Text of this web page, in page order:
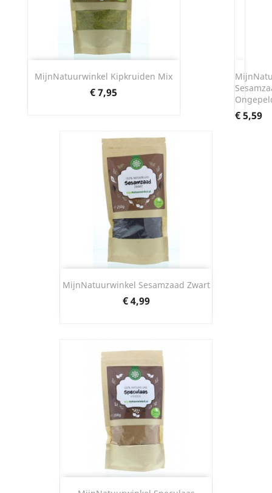
MijnNatuurwinkel Kipkruiden Mix
Prijs
€ 7,95
Prijs
€ 5,59
MijnNatuurwinkel Sesamzaad Zwart
Prijs
€ 4,99